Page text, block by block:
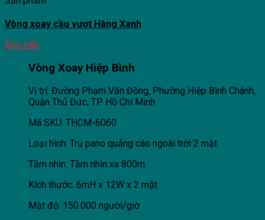
Vòng xoay cầu vượt Hàng Xanh
Đọc tiếp
Vòng Xoay Hiệp Bình
Vị trí: Đường Phạm Văn Đồng, Phường Hiệp Bình Chánh,
Quận Thủ Đức, TP Hồ Chí Minh
Mã SKU: THCM-6060
Loại hình: Trụ pano quảng cáo ngoài trời 2 mặt
Tầm nhìn: Tầm nhìn xa 800m
Kích thước: 6mH x 12W x 2 mặt
Mật độ: 150.000 người/giờ